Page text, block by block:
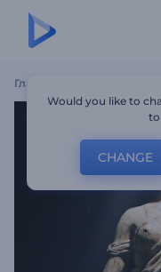
Главная
Would you like to
to
CHANGE